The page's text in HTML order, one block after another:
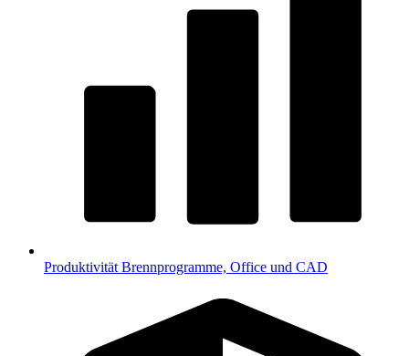
Produktivität Brennprogramme, Office und CAD